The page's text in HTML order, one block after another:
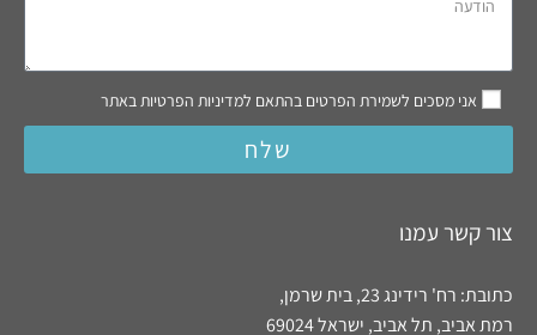
אני מסכים לשמירת הפרטים בהתאם למדיניות הפרטיות באתר
שלח
צור קשר עמנו
כתובת: רח' רידינג 23, בית שרמן,
רמת אביב, תל אביב, ישראל 69024